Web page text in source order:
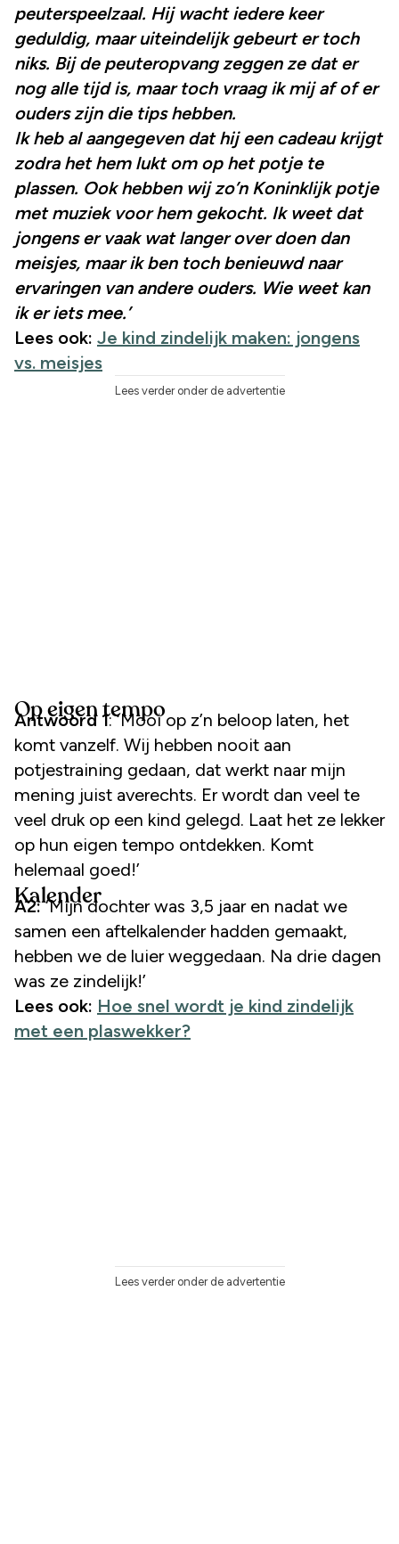
peuterspeelzaal. Hij wacht iedere keer
geduldig, maar uiteindelijk gebeurt er toch
niks. Bij de peuteropvang zeggen ze dat er
nog alle tijd is, maar toch vraag ik mij af of er
ouders zijn die tips hebben.
Ik heb al aangegeven dat hij een cadeau krijgt
zodra het hem lukt om op het potje te
plassen. Ook hebben wij zo’n Koninklijk potje
met muziek voor hem gekocht. Ik weet dat
jongens er vaak wat langer over doen dan
meisjes, maar ik ben toch benieuwd naar
ervaringen van andere ouders. Wie weet kan
ik er iets mee.’
Lees ook: Je kind zindelijk maken: jongens
vs. meisjes
Lees verder onder de advertentie
Op eigen tempo
Antwoord 1: ‘Mooi op z’n beloop laten, het
komt vanzelf. Wij hebben nooit aan
potjestraining gedaan, dat werkt naar mijn
mening juist averechts. Er wordt dan veel te
veel druk op een kind gelegd. Laat het ze lekker
op hun eigen tempo ontdekken. Komt
helemaal goed!’
Kalender
A2:‘Mijn dochter was 3,5 jaar en nadat we
samen een aftelkalender hadden gemaakt,
hebben we de luier weggedaan. Na drie dagen
was ze zindelijk!’
Lees ook: Hoe snel wordt je kind zindelijk
met een plaswekker?
Lees verder onder de advertentie